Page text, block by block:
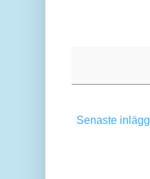
Senaste inlägg